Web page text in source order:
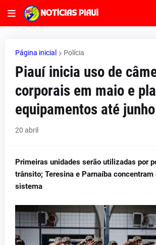
Página inicial Polícia
Piauí inicia uso de
corporais em maio e
equipamentos até junho
20 abril
Primeiras unidades serão utilizadas por
trânsito; Teresina e Parnaíba concentram
sistema